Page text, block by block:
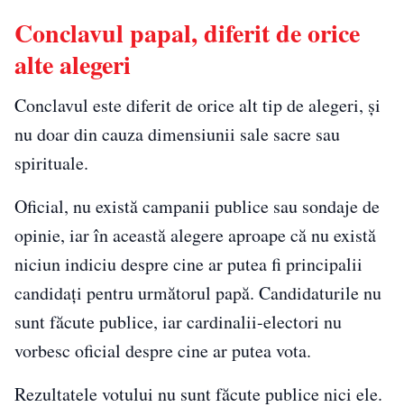
Conclavul papal, diferit de orice
alte alegeri
Conclavul este diferit de orice alt tip de alegeri, și
nu doar din cauza dimensiunii sale sacre sau
spirituale.
Oficial, nu există campanii publice sau sondaje de
opinie, iar în această alegere aproape că nu există
niciun indiciu despre cine ar putea fi principalii
candidați pentru următorul papă. Candidaturile nu
sunt făcute publice, iar cardinalii-electori nu
vorbesc oficial despre cine ar putea vota.
Rezultatele votului nu sunt făcute publice nici ele.